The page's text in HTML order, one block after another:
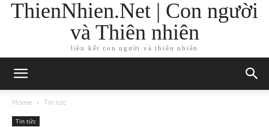
ThienNhien.Net | Con người
và Thiên nhiên
liên kết con người và thiên nhiên
Home Tin tức
Tin tức